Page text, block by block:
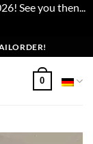
See you then...
0